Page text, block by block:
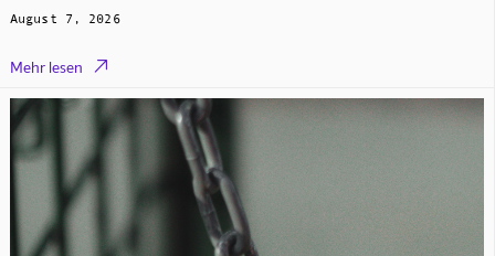
August 7, 2026
Mehr lesen 